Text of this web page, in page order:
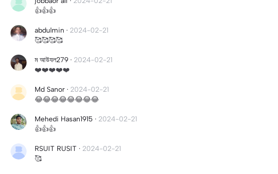
👍👍👍
abdulmin · 2024-02-21
🥰🥰🥰🥰
ম আউযল279 · 2024-02-21
❤️❤️❤️❤️❤️
Md Sanor · 2024-02-21
😂😂😂😂😂😂😂😂
Mehedi Hasan1915 · 2024-02-21
👍👍👍
RSUIT RUSIT · 2024-02-21
🥰